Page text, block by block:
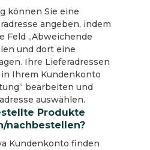
können Sie eine
angeben, indem
Feld „Abweichende
und dort eine
Ihre Lieferadressen
Ihrem Kundenkonto
bearbeiten und
auswählen.
Produkte
nachbestellen?
Kundenkonto finden